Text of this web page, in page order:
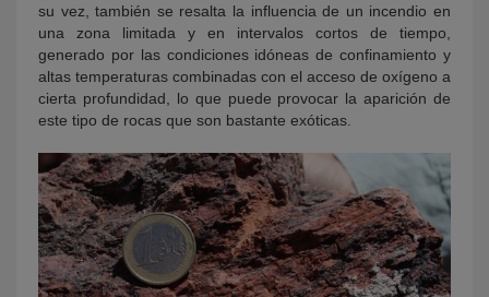
su vez, también se resalta la influencia de un incendio en
una zona limitada y en intervalos cortos de tiempo,
generado por las condiciones idóneas de confinamiento y
altas temperaturas combinadas con el acceso de oxígeno a
cierta profundidad, lo que puede provocar la aparición de
este tipo de rocas que son bastante exóticas.